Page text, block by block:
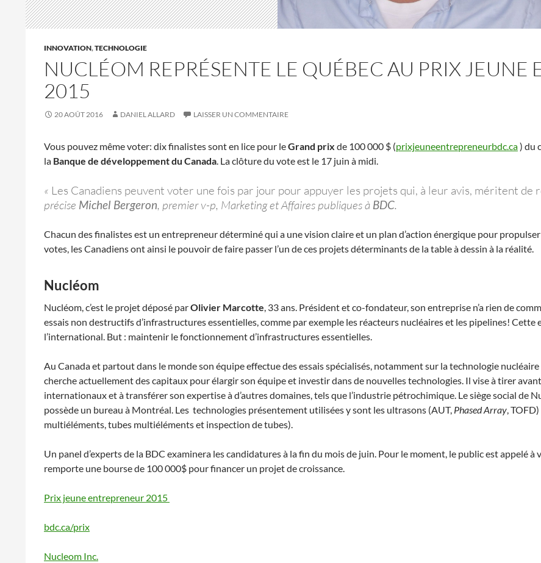
INNOVATION,TECHNOLOGIE
NUCLÉOM REPRÉSENTE LE QUÉBEC AU PRIX JEUNE
2015
20 AOÛT 2016 DANIEL ALLARD LAISSER UN COMMENTAIRE
Vous pouvez même voter: dix finalistes sont en lice pour leGrand prix de 100 000 $ (prixjeuneentrepreneurbdc.ca) du
la Banque de développement du Canada. La clôture du vote est le 17 juin à midi.
« Les Canadiens peuvent voter une fois par jour pour appuyer les projets qui, à leur avis, méritent
précise Michel Bergeron, premier v-p, Marketing et Affaires publiques à BDC.
Chacun des finalistes est un entrepreneur déterminé qui a une vision claire et un plan d’action énergique pour
votes, les Canadiens ont ainsi le pouvoir de faire passer l’un de ces projets déterminants de la table à dessin à la réalité.
Nucléom
Nucléom, c’est le projet déposé parOlivier Marcotte, 33 ans. Président et co-fondateur, son entreprise n’a rien de
essais non destructifs d’infrastructures essentielles, comme par exemple les réacteurs nucléaires et les pipelines!
l’international. But : maintenir le fonctionnement d’infrastructures essentielles.
Au Canada et partout dans le monde son équipe effectue des essais spécialisés, notamment sur la technologie
cherche actuellement des capitaux pour élargir son équipe et investir dans de nouvelles technologies. Il vise à tirer
internationaux et à transférer son expertise à d’autres domaines, tels que l’industrie pétrochimique. Le siège social de
possède un bureau à Montréal. Les technologies présentement utilisées y sont les ultrasons (AUT, Phased Array,
multiéléments, tubes multiéléments et inspection de tubes).
Un panel d’experts de la BDC examinera les candidatures à la fin du mois de juin. Pour le moment, le public est appelé
remporte une bourse de 100 000$ pour financer un projet de croissance.
Prix jeune entrepreneur 2015
bdc.ca/prix
Nucleom Inc.